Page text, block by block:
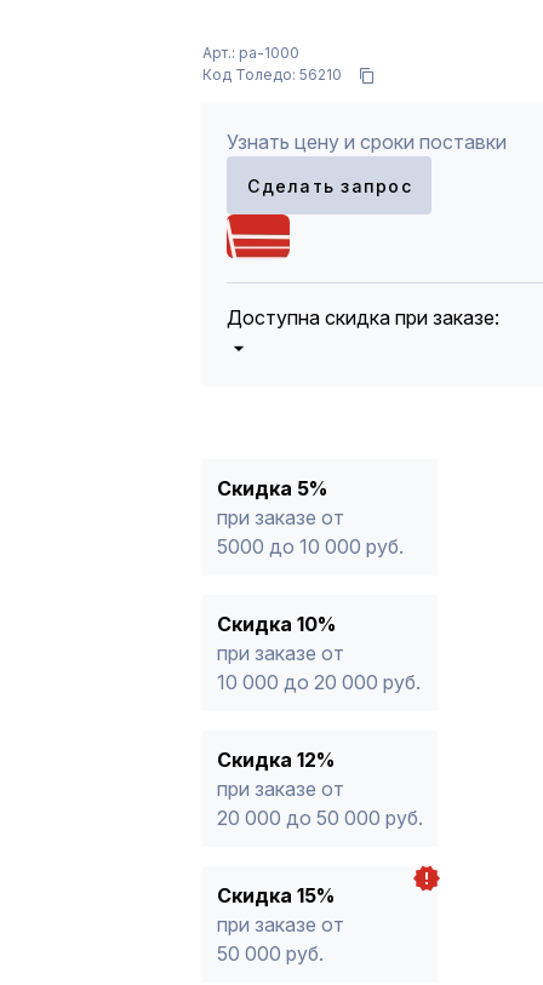
Арт.: pa-1000
Код Толедо: 56210
Узнать цену и сроки поставки
Сделать запрос
Доступна скидка при заказе:
* -Для заказов, состоящих
продукции, максимальная скидка
Скидка 5%
при заказе от
5000 до 10 000 руб.
Скидка 10%
при заказе от
10 000 до 20 000 руб.
Скидка 12%
при заказе от
20 000 до 50 000 руб.
Скидка 15%
при заказе от
50 000 руб.